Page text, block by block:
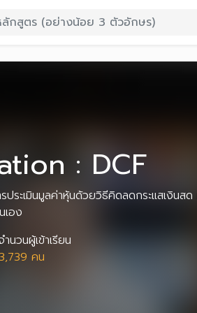
: DCF
ประเมินมูลค่าหุ้นด้วยวิธีคิดลดกระแสเงินสด
เอง
ำนวนผู้เข้าเรียน
คน